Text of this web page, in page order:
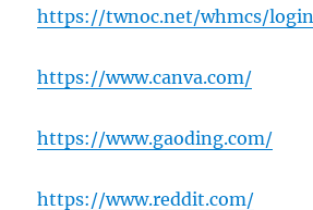
https://twnoc.net/whmcs/login
https://www.canva.com/
https://www.gaoding.com/
https://www.reddit.com/